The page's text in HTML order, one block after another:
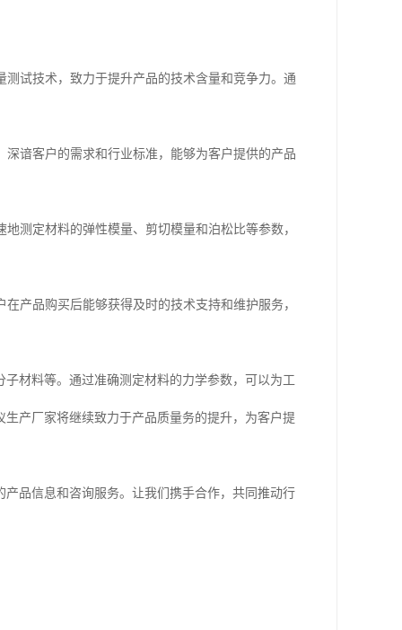
试技术，致力于提升产品的技术含量和竞争力。通
谙客户的需求和行业标准，能够为客户提供的产品
测定材料的弹性模量、剪切模量和泊松比等参数，
产品购买后能够获得及时的技术支持和维护服务，
材料等。通过准确测定材料的力学参数，可以为工
产厂家将继续致力于产品质量务的提升，为客户提
品信息和咨询服务。让我们携手合作，共同推动行